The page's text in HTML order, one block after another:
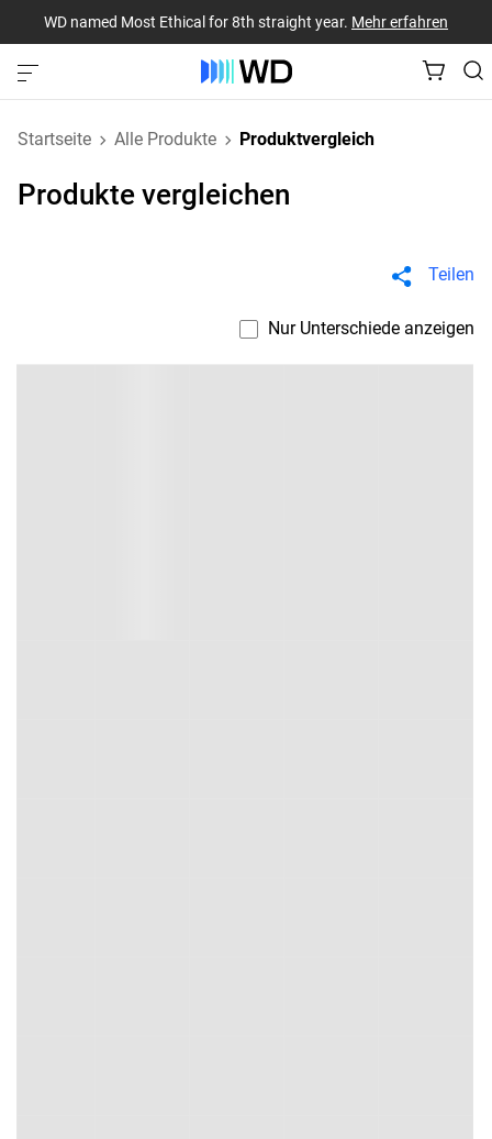
WD named Most Ethical for 8th straight year. Mehr erfahren
Startseite Alle Produkte Produktvergleich
Produkte vergleichen
Teilen
Nur Unterschiede anzeigen